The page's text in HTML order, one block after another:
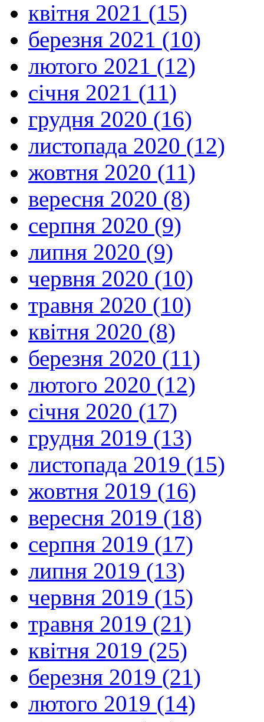
квітня 2021 (15)
березня 2021 (10)
лютого 2021 (12)
січня 2021 (11)
грудня 2020 (16)
листопада 2020 (12)
жовтня 2020 (11)
вересня 2020 (8)
серпня 2020 (9)
липня 2020 (9)
червня 2020 (10)
травня 2020 (10)
квітня 2020 (8)
березня 2020 (11)
лютого 2020 (12)
січня 2020 (17)
грудня 2019 (13)
листопада 2019 (15)
жовтня 2019 (16)
вересня 2019 (18)
серпня 2019 (17)
липня 2019 (13)
червня 2019 (15)
травня 2019 (21)
квітня 2019 (25)
березня 2019 (21)
лютого 2019 (14)